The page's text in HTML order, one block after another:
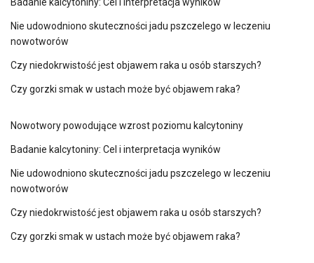
Nie udowodniono skuteczności jadu pszczelego w leczeniu
nowotworów
Czy niedokrwistość jest objawem raka u osób starszych?
Czy gorzki smak w ustach może być objawem raka?
Nowotwory powodujące wzrost poziomu kalcytoniny
Badanie kalcytoniny: Cel i interpretacja wyników
Nie udowodniono skuteczności jadu pszczelego w leczeniu
nowotworów
Czy niedokrwistość jest objawem raka u osób starszych?
Czy gorzki smak w ustach może być objawem raka?